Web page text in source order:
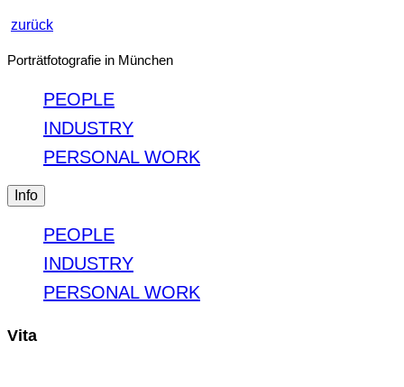
zurück
Porträtfotografie in München
PEOPLE
INDUSTRY
PERSONAL WORK
Info
PEOPLE
INDUSTRY
PERSONAL WORK
Vita